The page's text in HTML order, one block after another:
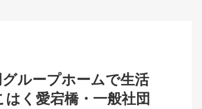
ループホームで生活
く愛宕橋・一般社団